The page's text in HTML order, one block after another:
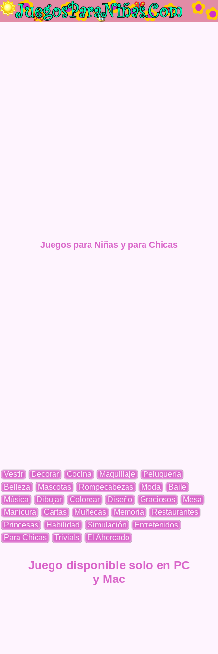
Juegos para Niñas y para Chicas
Vestir Decorar Cocina Maquillaje
Peluquería
Belleza
Mascotas Rompecabezas Moda
Baile
Música
Dibujar Colorear Diseño Graciosos
Mesa
Manicura
Cartas Muñecas Memoria
Restaurantes
Princesas
Habilidad Simulación
Entretenidos
Para Chicas
Trivials El Ahorcado
Juego disponible solo en PC
y Mac